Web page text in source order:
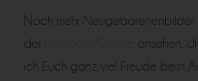
Noch mehr Neugeborenenbilder
der
ansehen.
ich Euch ganz viel Freude beim